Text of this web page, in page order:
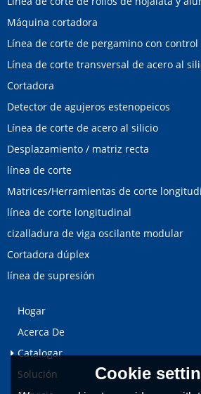
Máquina cortadora
Línea de corte de pergamino con
Línea de corte transversal de acero al
Cortadora
Detector de agujeros estenopeicos
Línea de corte de acero al silicio
Desplazamiento / matriz recta
línea de corte
Matrices/Herramientas de corte
línea de corte longitudinal
cizalladura de viga oscilante modular
Cortadora dúplex
línea de supresión
Hogar
Acerca De
Catalogar
Solución
Cookie